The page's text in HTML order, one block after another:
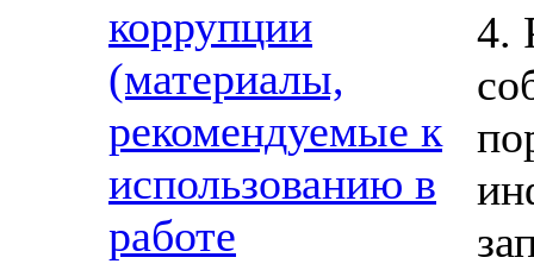
коррупции
(материалы,
рекомендуемые к
использованию в
работе
4.